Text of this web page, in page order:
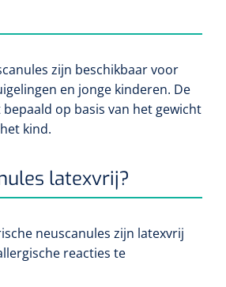
adhésive
plaies
zijn beschikbaar voor
en jonge kinderen. De
op basis van het gewicht
kind.
latexvrij?
neuscanules zijn latexvrij
reacties te